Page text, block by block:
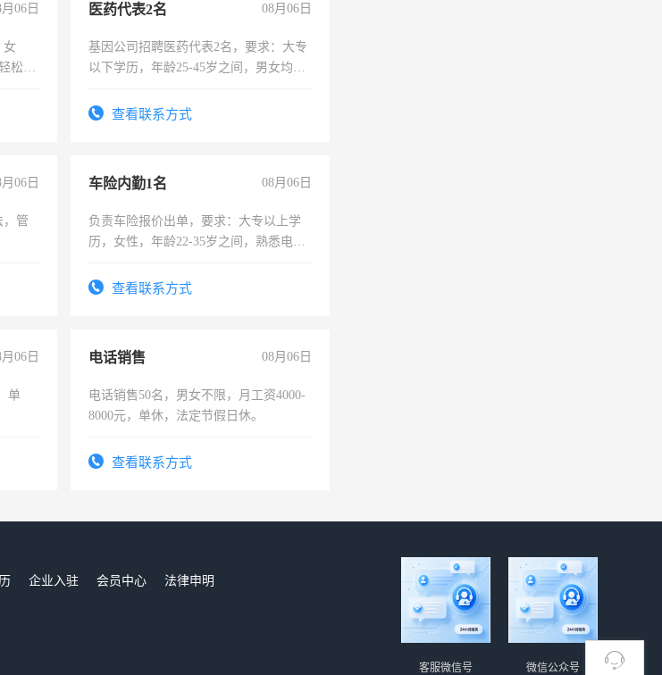
06日
女
松，
医药代表2名 08月06日
基因公司招聘医药代表2名，要求：大专
以下学历，年龄25-45岁之间，男女均
表或者有医学资质的优先，底薪+绩效，
查看联系方式
06日
，管
车险内勤1名 08月06日
负责车险报价出单，要求：大专以上学
历，女性，年龄22-35岁之间，熟悉电脑
试用期1-3个月，转正后交纳五险，
查看联系方式
06日
单
电话销售 08月06日
电话销售50名，男女不限，月工资4000-
8000元，单休，法定节假日休。
查看联系方式
企业入驻 会员中心
法律申明
微信公众号
客服微信号